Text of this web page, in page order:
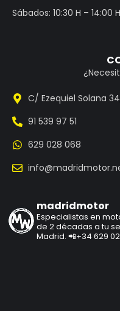
Sábados: 10:30 H – 14:00 H
C/ Ezequiel Solana
91 539 97 51
629 028 068
madridmotor
Especialistas en
de 2 décadas a tu
Madrid. 📲+34 629